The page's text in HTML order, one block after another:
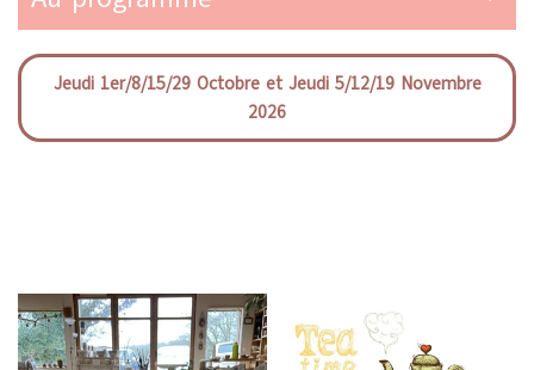
Jeudi 1er/8/15/29 Octobre et Jeudi 5/12/19 Novembre
2026